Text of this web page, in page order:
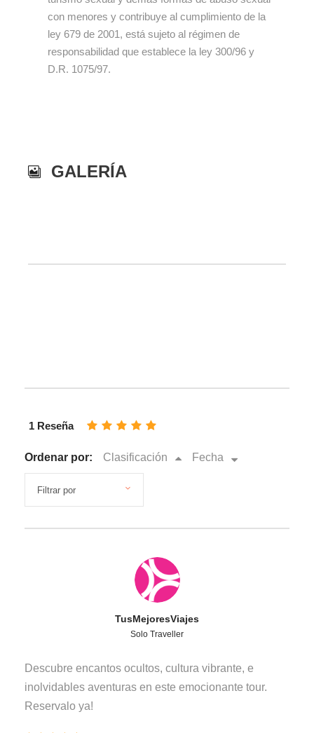
con menores y contribuye al cumplimiento de la
ley 679 de 2001, está sujeto al régimen de
responsabilidad que establece la ley 300/96 y
D.R. 1075/97.
GALERÍA
1 Reseña
Ordenar por: Clasificación Fecha
TusMejoresViajes
Solo Traveller
Descubre encantos ocultos, cultura vibrante, e
inolvidables aventuras en este emocionante tour.
Reservalo ya!